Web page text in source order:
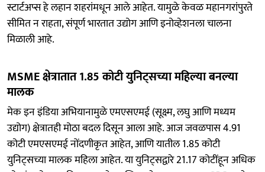
स्टार्टअप्स हे लहान शहरांमधून आले आहेत. यामुळे केवळ महानगरांपुरते
सीमित न राहता, संपूर्ण भारतात उद्योग आणि इनोव्हेशनला चालना
मिळाली आहे.
MSME क्षेत्रातात 1.85 कोटी युनिट्सच्या महिल्या बनल्या
मालक
मेक इन इंडिया अभियानामुळे एमएसएमई (सूक्ष्म, लघु आणि मध्यम
उद्योग) क्षेत्रातही मोठा बदल दिसून आला आहे. आज जवळपास 4.91
कोटी एमएसएमई नोंदणीकृत आहेत, आणि यातील 1.85 कोटी
युनिट्सच्या मालक महिला आहेत. या युनिट्सद्वारे 21.17 कोटींहून अधिक